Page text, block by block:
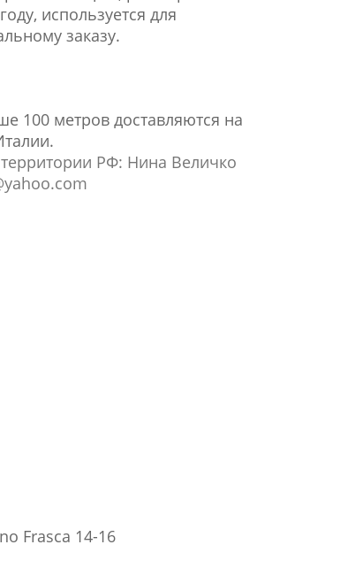
используется для
заказу.
100 метров доставляются на
РФ: Нина Величко
Frasca 14-16